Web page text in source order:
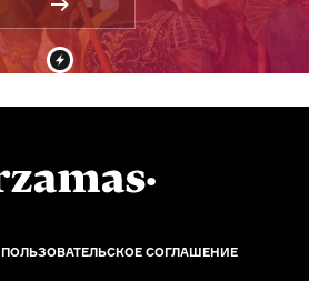
ПОЛЬЗОВАТЕЛЬСКОЕ СОГЛАШЕНИЕ